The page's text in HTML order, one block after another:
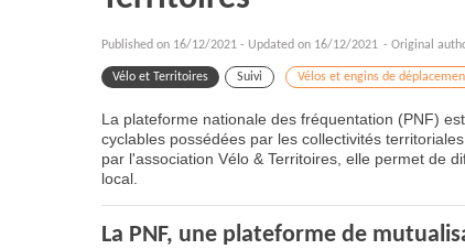
Published on 16/12/2021 - Updated on 16/12/2021 - Original
Vélo et Territoires Suivi Vélos et engins de
La plateforme nationale des fréquentation (PNF)
cyclables possédées par les collectivités
par l'association Vélo & Territoires, elle permet de
local.
La PNF, une plateforme de